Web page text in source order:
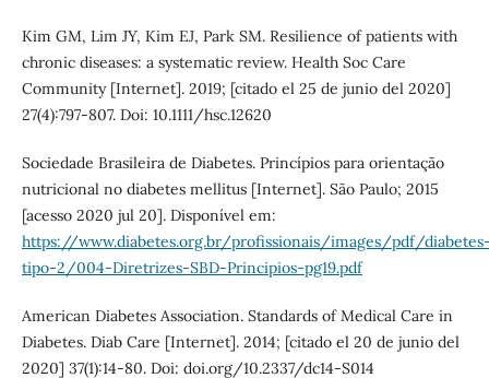
Kim GM, Lim JY, Kim EJ, Park SM. Resilience of patients with
chronic diseases: a systematic review. Health Soc Care
Community [Internet]. 2019; [citado el 25 de junio del 2020]
27(4):797-807. Doi: 10.1111/hsc.12620
Sociedade Brasileira de Diabetes. Princípios para orientação
nutricional no diabetes mellitus [Internet]. São Paulo; 2015
[acesso 2020 jul 20]. Disponível em:
https://www.diabetes.org.br/profissionais/images/pdf/
tipo-2/004-Diretrizes-SBD-Principios-pg19.pdf
American Diabetes Association. Standards of Medical Care in
Diabetes. Diab Care [Internet]. 2014; [citado el 20 de junio del
2020] 37(1):14-80. Doi: doi.org/10.2337/dc14-S014